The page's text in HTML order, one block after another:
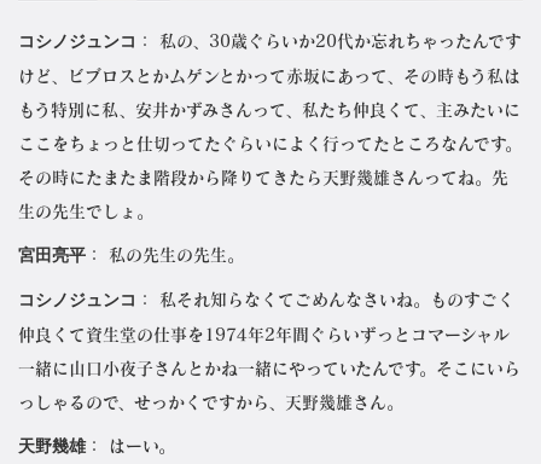
コシノジュンコ ： 私の、30歳ぐらいか20代か忘れちゃったんです
けど、ビブロスとかムゲンとかって赤坂にあって、その時もう私は
もう特別に私、安井かずみさんって、私たち仲良くて、主みたいに
ここをちょっと仕切ってたぐらいによく行ってたところなんです。
その時にたまたま階段から降りてきたら 天野幾雄さんってね。先
生の先生でしょ。
宮田亮平 ： 私の先生の先生。
コシノジュンコ ： 私それ知らなくてごめんなさいね。ものすごく
仲良くて資生堂の仕事を1974年2年間ぐらいずっとコマーシャル
一緒に山口小夜子さんとかね一緒にやっていたんです。そこにいら
っしゃるので、せっかくですから、天野幾雄さん。
天野幾雄： はーい。